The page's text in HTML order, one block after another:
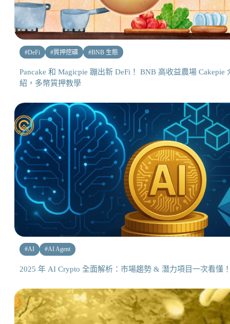
#DeFi #質押挖礦 #BNB 生態
Pancake 和 Magicpie 蹦出新 DeFi！ BNB 高收益農場 Cakepie
紹，多幣質押教學
#AI #AI Agent
2025 年 AI Crypto 全面解析：市場趨勢 & 潛力項目一次看懂